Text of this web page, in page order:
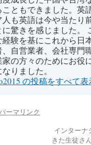
ともできました。英
も英語は今や当たり
に驚きを感じました。
験を基にこれから日
自営業者、会社専門
の方々のためにお役
りました。
の投稿をすべて
パーマリンク
インターナ
きた生徒さ